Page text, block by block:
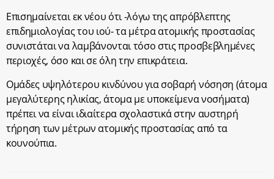
Επισημαίνεται εκ νέου ότι -λόγω της απρόβλεπτης
επιδημιολογίας του ιού- τα μέτρα ατομικής προστασίας
συνιστάται να λαμβάνονται τόσο στις προσβεβλημένες
περιοχές, όσο και σε όλη την επικράτεια.
Ομάδες υψηλότερου κινδύνου για σοβαρή νόσηση (άτομα
μεγαλύτερης ηλικίας, άτομα με υποκείμενα νοσήματα)
πρέπει να είναι ιδιαίτερα σχολαστικά στην αυστηρή
τήρηση των μέτρων ατομικής προστασίας από τα
κουνούπια.